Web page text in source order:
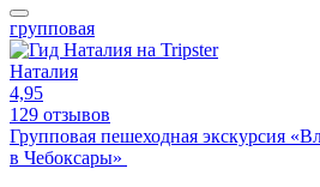
групповая
Наталия
4,95
129 отзывов
Групповая пешеходная экскурсия
в Чебоксары»